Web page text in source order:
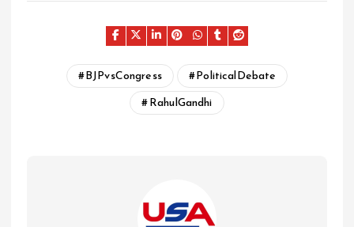
BJPvsCongress PoliticalDebate
RahulGandhi